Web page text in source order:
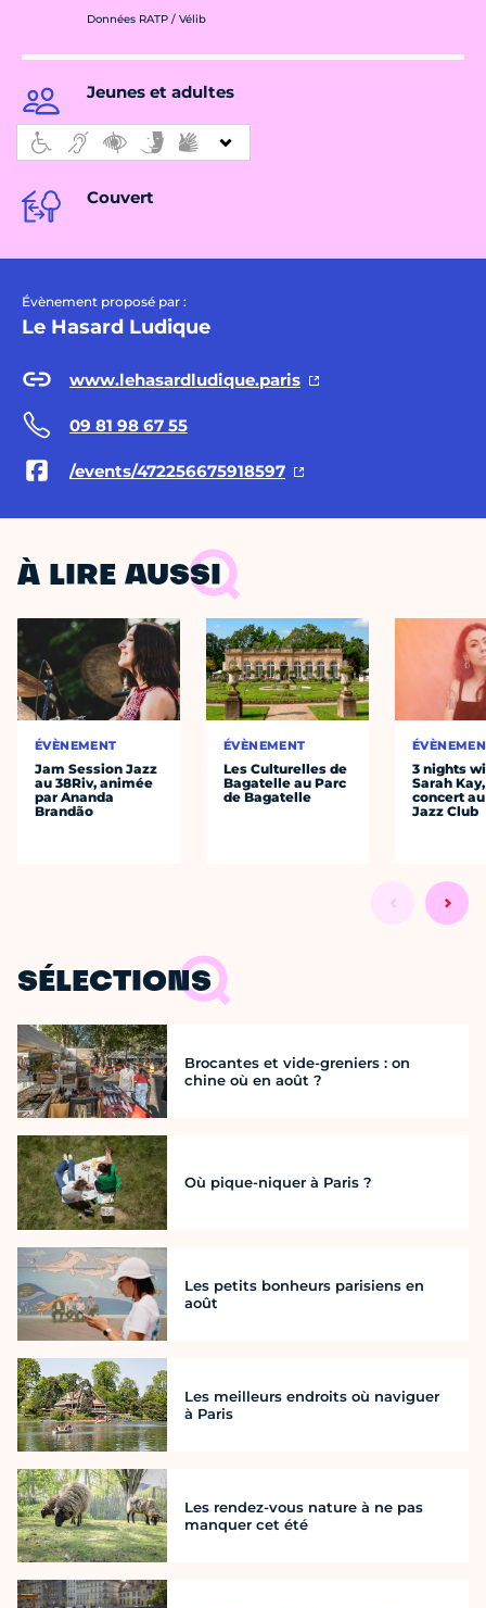
Données RATP / Vélib
Jeunes et adultes
Couvert
Évènement proposé par :
Le Hasard Ludique
www.lehasardludique.paris
09 81 98 67 55
/events/472256675918597
À LIRE AUSSI
ÉVÈNEMENT
Jam Session Jazz
au 38Riv, animée
par Ananda
Brandão
ÉVÈNEMENT
Les Culturelles de
Bagatelle au Parc
de Bagatelle
3 nights
Sarah
concert
Jazz Club
SÉLECTIONS
Brocantes et vide-greniers : on
chine où en août ?
Où pique-niquer à Paris ?
Les petits bonheurs parisiens en
août
Les meilleurs endroits où naviguer
à Paris
Les rendez-vous nature à ne pas
manquer cet été